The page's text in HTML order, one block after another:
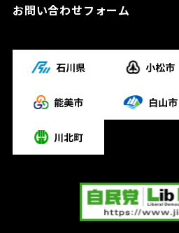
お問い合わせフォーム